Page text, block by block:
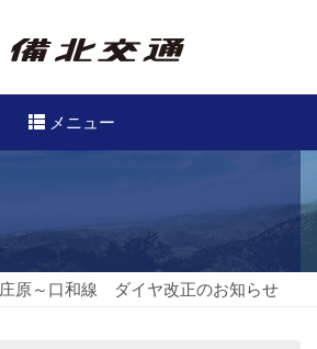
メニュー
庄原～口和線 ダイヤ改正のお知らせ